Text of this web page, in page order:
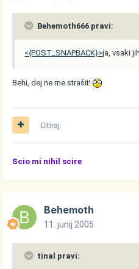
Behemoth666 pravi:
<{POST_SNAPBACK}>ja, vsaki
Behi, dej ne me strašit!
Citiraj
Scio mi nihil scire
Behemoth
11. junij 2005
tinal pravi: